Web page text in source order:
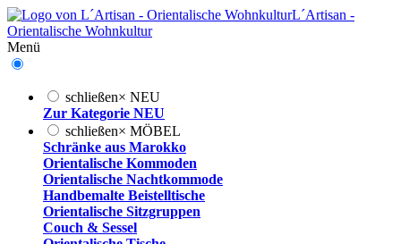
L´Artisan -
Orientalische Wohnkultur
Menü
schließen× NEU
Zur Kategorie NEU
schließen× MÖBEL
Schränke aus Marokko
Orientalische Kommoden
Orientalische Nachtkommode
Handbemalte Beistelltische
Orientalische Sitzgruppen
Couch & Sessel